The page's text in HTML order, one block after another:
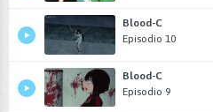
Blood-C
Episodio 10
Blood-C
Episodio 9